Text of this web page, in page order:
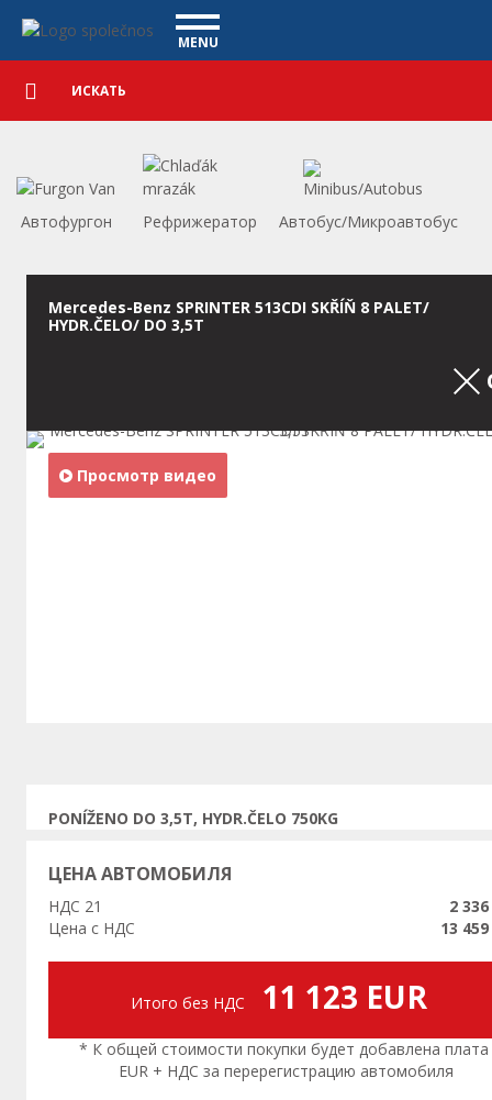
Коммерческие автомобили - Vanscentre
Navigace
MENU
КОММЕРЧЕСКИЕ АВТОМОБИЛИ
АВТОМОБИЛИ
ЧТО МЫ ПРЕДЛАГАЕМ
ФИНАНСИРОВАНИЕ
НАШЕ ВИДЕО
Подробный
поиск Искать
Автофургон Рефрижератор Автобус/Микроавтобус
Mercedes-Benz SPRINTER 513CDI SKŘÍŇ 8 PALET/
HYDR.ČELO/ DO 3,5T
Просмотр видео
PONÍŽENO DO 3,5T, HYDR.ČELO 750KG
ЦЕНА АВТОМОБИЛЯ
НДС 21
2 336
Цена с НДС
13 459
Итого без НДС 11 123 EUR
* К общей стоимости покупки будет добавлена плата
EUR + НДС за перерегистрацию автомобиля